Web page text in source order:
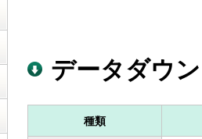
データダウ
種類